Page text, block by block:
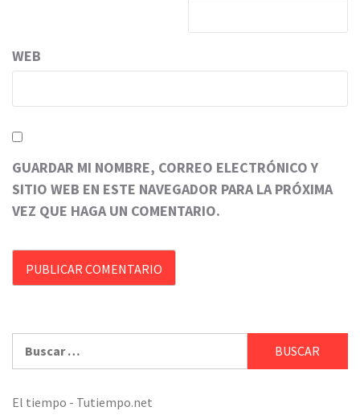
WEB
GUARDAR MI NOMBRE, CORREO ELECTRÓNICO Y
SITIO WEB EN ESTE NAVEGADOR PARA LA PRÓXIMA
VEZ QUE HAGA UN COMENTARIO.
El tiempo - Tutiempo.net